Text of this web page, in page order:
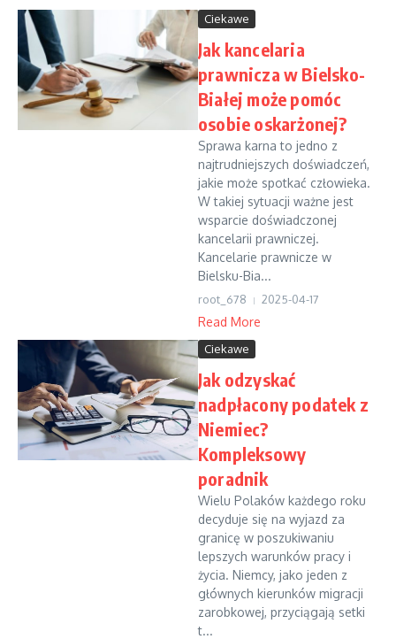
Ciekawe
Jak kancelaria
prawnicza w Bielsko-
Białej może pomóc
osobie oskarżonej?
Sprawa karna to jedno z
najtrudniejszych doświadczeń,
jakie może spotkać człowieka.
W takiej sytuacji ważne jest
wsparcie doświadczonej
kancelarii prawniczej.
Kancelarie prawnicze w
Bielsku-Bia...
root_678 2025-04-17
Read More
Ciekawe
Jak odzyskać
nadpłacony podatek z
Niemiec?
Kompleksowy
poradnik
Wielu Polaków każdego roku
decyduje się na wyjazd za
granicę w poszukiwaniu
lepszych warunków pracy i
życia. Niemcy, jako jeden z
głównych kierunków migracji
zarobkowej, przyciągają setki
t...